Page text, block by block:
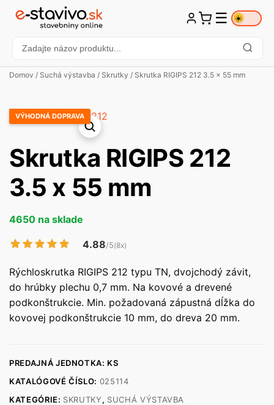
☰ ☀️
Domov / Suchá výstavba / Skrutky / Skrutka RIGIPS 212 3.5 x 55 mm
VÝHODNÁ DOPRAVA
Skrutka RIGIPS 212
3.5 x 55 mm
4650 na sklade
4.88/5(8x)
Rýchloskrutka RIGIPS 212 typu TN, dvojchodý závit,
do hrúbky plechu 0,7 mm. Na kovové a drevené
podkonštrukcie. Min. požadovaná zápustná dĺžka do
kovovej podkonštrukcie 10 mm, do dreva 20 mm.
PREDAJNÁ JEDNOTKA: KS
KATALÓGOVÉ ČÍSLO: 025114
KATEGÓRIE: SKRUTKY, SUCHÁ VÝSTAVBA